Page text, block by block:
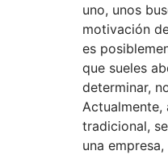
uno, unos
motivación
es
que sueles
determinar,
Actualmente,
tradicional,
una